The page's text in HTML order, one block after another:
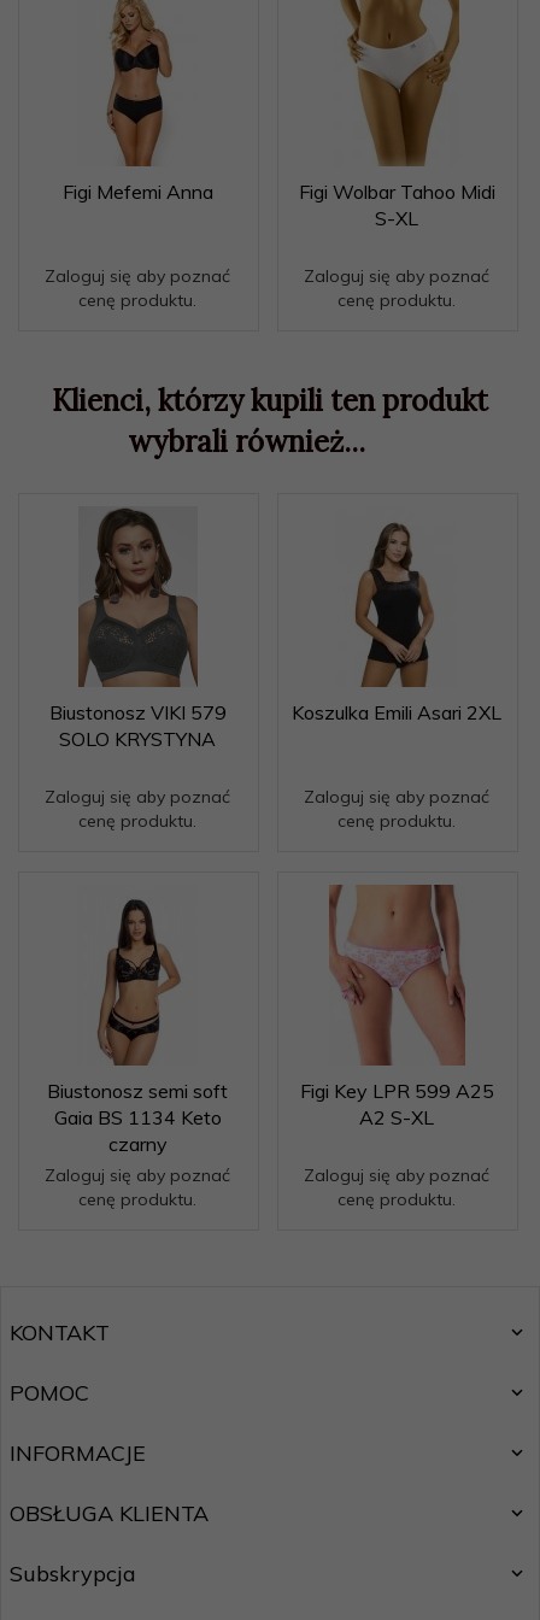
Figi Mefemi Anna
Zaloguj się aby poznać
cenę produktu.
Figi Wolbar Tahoo Midi
S-XL
Zaloguj się aby poznać
cenę produktu.
Klienci, którzy kupili ten produkt
wybrali również...
Biustonosz VIKI 579
SOLO KRYSTYNA
Zaloguj się aby poznać
cenę produktu.
Koszulka Emili Asari 2XL
Zaloguj się aby poznać
cenę produktu.
Biustonosz semi soft
Gaia BS 1134 Keto
czarny
Zaloguj się aby poznać
cenę produktu.
Figi Key LPR 599 A25
A2 S-XL
Zaloguj się aby poznać
cenę produktu.
KONTAKT
POMOC
INFORMACJE
OBSŁUGA KLIENTA
Subskrypcja